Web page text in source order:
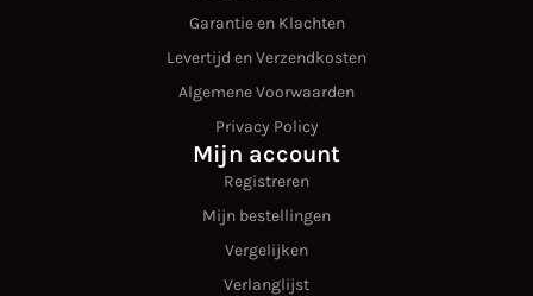
Garantie en Klachten
Levertijd en Verzendkosten
Algemene Voorwaarden
Privacy Policy
Mijn account
Registreren
Mijn bestellingen
Vergelijken
Verlanglijst